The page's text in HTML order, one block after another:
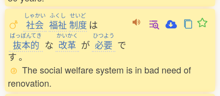
しゃかい
社会
ふくし
福祉
せいど
制度 は
ばっぽんてき
抜本的 な
かいかく
改革 が
ひつよう
必要 で
す。
The social welfare system is in bad need of
renovation.